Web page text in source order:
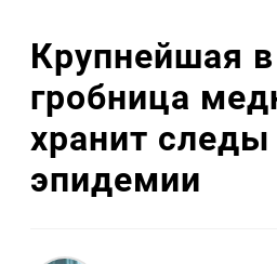
Крупнейшая
гробница
хранит следы
эпидемии